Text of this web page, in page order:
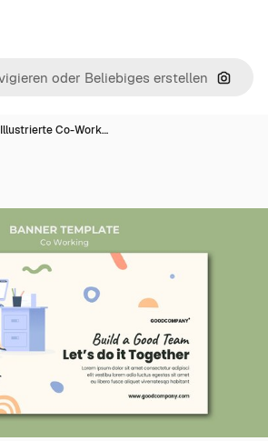
Nach
Illustrierte Co-Work…